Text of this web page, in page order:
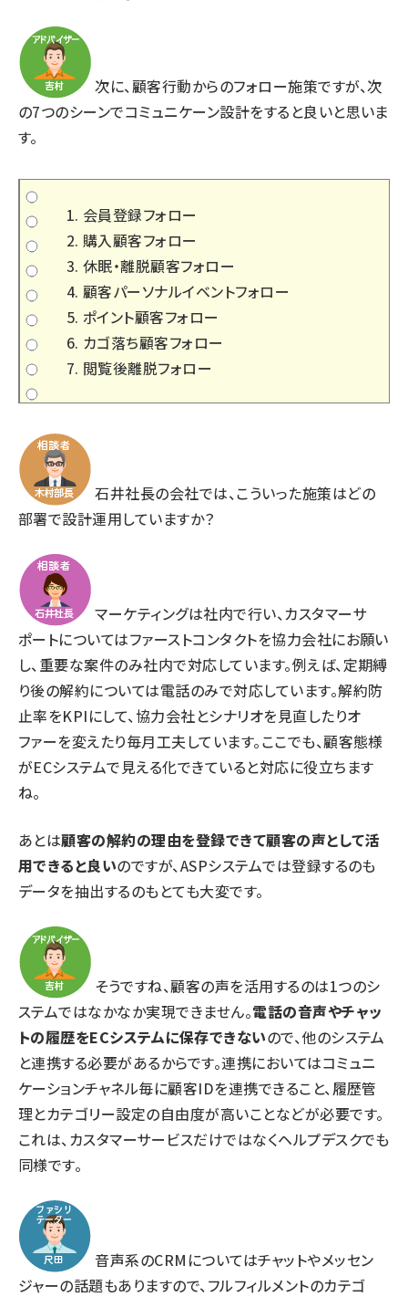
次に、顧客行動からのフォロー施策ですが、次
の7つのシーンでコミュニケーン設計をすると良いと思いま
す。
会員登録フォロー
購入顧客フォロー
休眠・離脱顧客フォロー
顧客パーソナルイベントフォロー
ポイント顧客フォロー
カゴ落ち顧客フォロー
閲覧後離脱フォロー
石井社長の会社では、こういった施策はどの
部署で設計運用していますか？
マーケティングは社内で行い、カスタマーサ
ポートについてはファーストコンタクトを協力会社にお願い
し、重要な案件のみ社内で対応しています。例えば、定期縛
り後の解約については電話のみで対応しています。解約防
止率をKPIにして、協力会社とシナリオを見直したりオ
ファーを変えたり毎月工夫しています。ここでも、顧客態様
がECシステムで見える化できていると対応に役立ちます
ね。
あとは顧客の解約の理由を登録できて顧客の声として活
用できると良いのですが、ASPシステムでは登録するのも
データを抽出するのもとても大変です。
そうですね、顧客の声を活用するのは1つのシ
ステムではなかなか実現できません。電話の音声やチャッ
トの履歴をECシステムに保存できないので、他のシステム
と連携する必要があるからです。連携においてはコミュニ
ケーションチャネル毎に顧客IDを連携できること、履歴管
理とカテゴリー設定の自由度が高いことなどが必要です。
これは、カスタマーサービスだけではなくヘルプデスクでも
同様です。
音声系のCRMについてはチャットやメッセン
ジャーの話題もありますので、フルフィルメントのカテゴ